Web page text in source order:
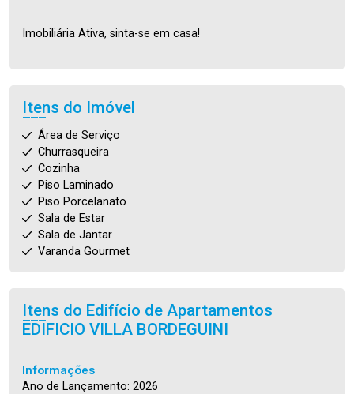
Imobiliária Ativa, sinta-se em casa!
Itens do Imóvel
Área de Serviço
Churrasqueira
Cozinha
Piso Laminado
Piso Porcelanato
Sala de Estar
Sala de Jantar
Varanda Gourmet
Itens do Edifício de Apartamentos
EDIFICIO VILLA BORDEGUINI
Informações
Ano de Lançamento: 2026